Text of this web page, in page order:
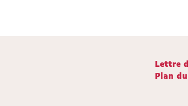
Lettre
Plan